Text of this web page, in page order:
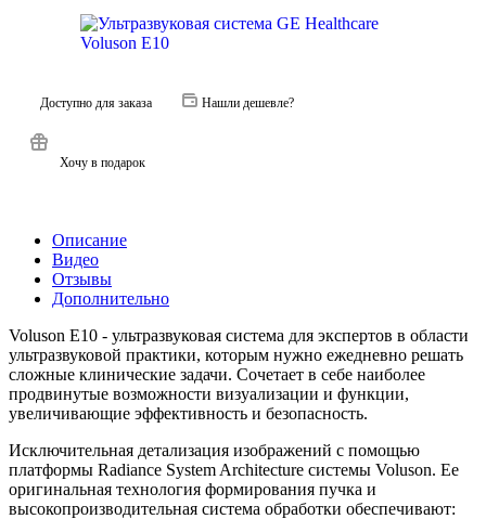
Доступно для заказа Нашли дешевле?
Хочу в подарок
Описание
Видео
Отзывы
Дополнительно
Voluson E10 - ультразвуковая система для экспертов в области
ультразвуковой практики, которым нужно ежедневно решать
сложные клинические задачи. Cочетает в себе наиболее
продвинутые возможности визуализации и функции,
увеличивающие эффективность и безопасность.
Исключительная детализация изображений с помощью
платформы Radiance System Architecture системы Voluson. Ее
оригинальная технология формирования пучка и
высокопроизводительная система обработки обеспечивают: